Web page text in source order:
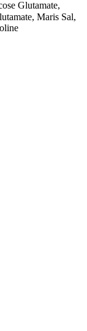
Glutamate,
Maris Sal,